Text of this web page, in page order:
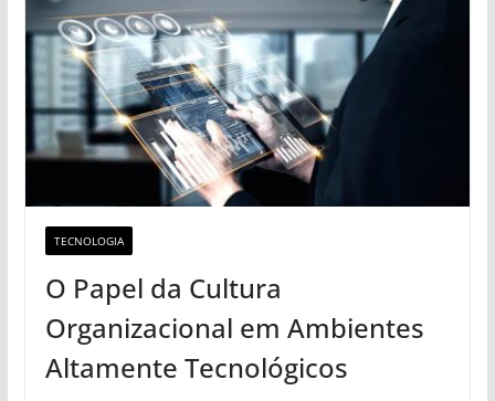
TECNOLOGIA
O Papel da Cultura
Organizacional em Ambientes
Altamente Tecnológicos